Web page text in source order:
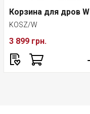
Корзина для дров W
KOSZ/W
3 899 грн.